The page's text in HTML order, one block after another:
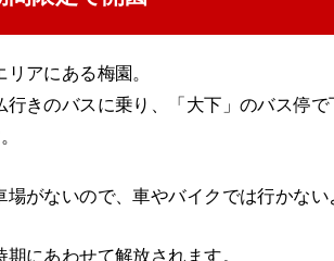
アにある梅園。
きのバスに乗り、「大下」のバス停で
がないので、車やバイクでは行かない
にあわせて解放されます。